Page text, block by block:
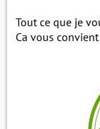
Tout ce que je
Ca vous convient